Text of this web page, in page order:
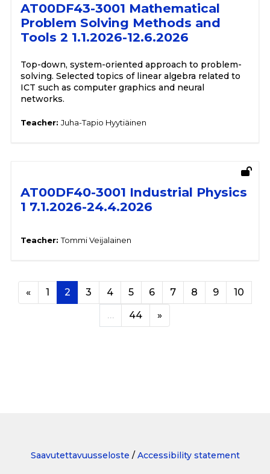
AT00DF43-3001 Mathematical
Problem Solving Methods and
Tools 2 1.1.2026-12.6.2026
Top-down, system-oriented approach to problem-
solving. Selected topics of linear algebra related to
ICT such as computer graphics and neural
networks.
Teacher: Juha-Tapio Hyytiäinen
AT00DF40-3001 Industrial Physics
1 7.1.2026-24.4.2026
Teacher:Tommi Veijalainen
«Previous page
1 Page 1
2 Page 2
3 Page 3
4Page 4
5Page 5
6Page 6
7Page 7
8 Page 8
9Page 9
10
… 44Page 44
»
Saavutettavuusseloste / Accessibility statement